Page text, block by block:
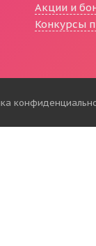
Акции и
Конкурсы